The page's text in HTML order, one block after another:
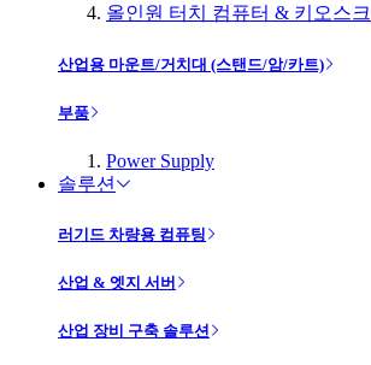
올인원 터치 컴퓨터 & 키오스크
산업용 마운트/거치대 (스탠드/암/카트)
부품
Power Supply
솔루션
러기드 차량용 컴퓨팅
산업 & 엣지 서버
산업 장비 구축 솔루션